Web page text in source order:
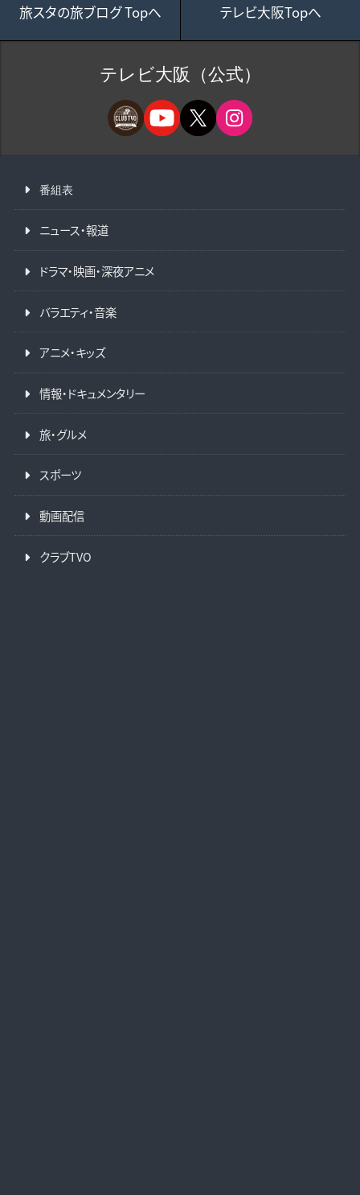
旅スタの旅ブログ Topへ テレビ大阪Topへ
テレビ大阪（公式）
番組表
ニュース・報道
ドラマ・映画・深夜アニメ
バラエティ・音楽
アニメ・キッズ
情報・ドキュメンタリー
旅・グルメ
スポーツ
動画配信
クラブTVO